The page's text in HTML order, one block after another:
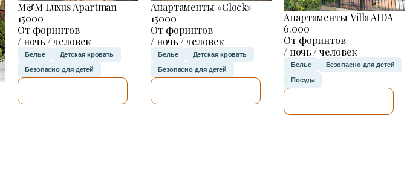
M&M Luxus Apartman
15000
От форинтов
/ ночь / человек
Белье Детская кровать
Безопасно для детей
Апартаменты «Clock»
15000
От форинтов
/ ночь / человек
Белье Детская кровать
Безопасно для детей
Апартаменты Villa AIDA
6.000
От форинтов
/ ночь / человек
Белье Безопасно для детей
Посуда